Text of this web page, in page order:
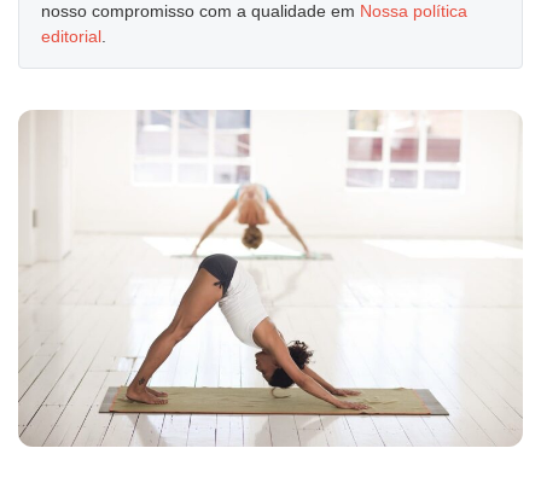
nosso compromisso com a qualidade em Nossa política
editorial